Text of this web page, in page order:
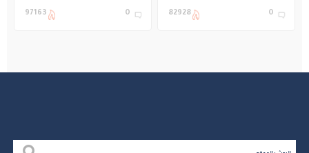
التعليم في المملكة
0
82928
بنادي غراس الصيفي
0
97163